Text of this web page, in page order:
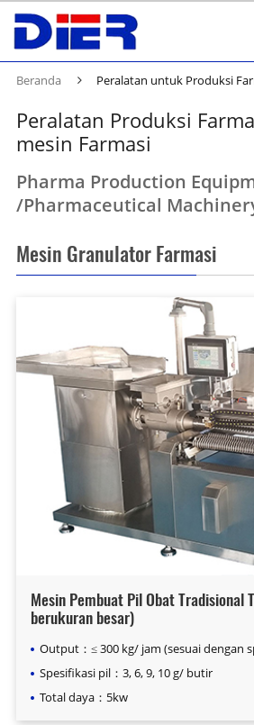
Beranda Peralatan untuk Produksi
Peralatan Produksi
mesin Farmasi
Pharma Production
/Pharmaceutical
Mesin Granulator Farmasi
Mesin Pembuat Pil Obat
berukuran besar)
Output：≤ 300 kg/ jam (sesuai dengan
Spesifikasi pil：3, 6, 9, 10 g/ butir
Total daya：5kw